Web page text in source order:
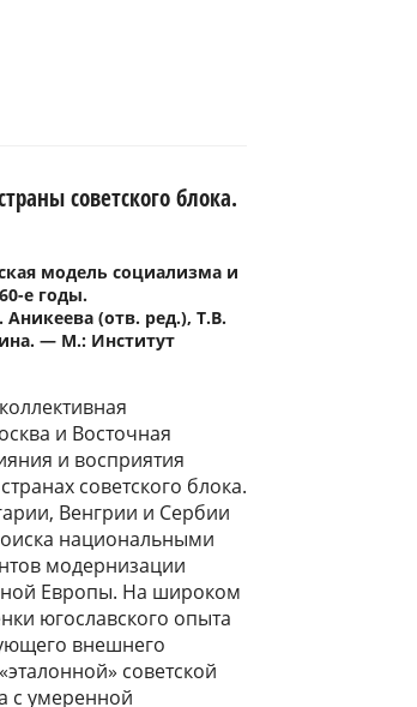
советского блока.
модель социализма и
е годы.
(отв. ред.), Т.В.
― М.: Институт
и Восточная
и восприятия
советского блока.
Венгрии и Сербии
национальными
модернизации
Европы. На широком
югославского опыта
внешнего
советской
с умеренной